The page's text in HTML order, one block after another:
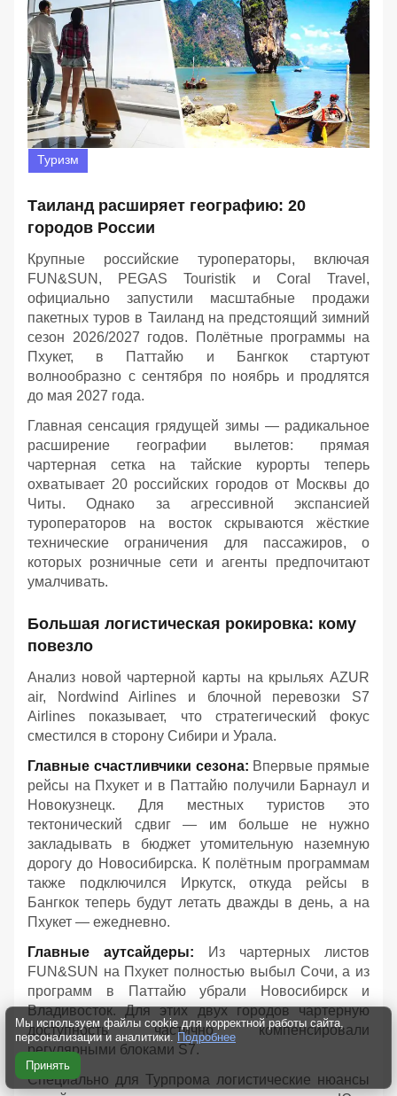
Туризм
Таиланд расширяет географию: 20
городов России
Крупные российские туроператоры, включая
FUN&SUN, PEGAS Touristik и Coral Travel,
официально запустили масштабные продажи
пакетных туров в Таиланд на предстоящий зимний
сезон 2026/2027 годов. Полётные программы на
Пхукет, в Паттайю и Бангкок стартуют
волнообразно с сентября по ноябрь и продлятся
до мая 2027 года.
Главная сенсация грядущей зимы — радикальное
расширение географии вылетов: прямая
чартерная сетка на тайские курорты теперь
охватывает 20 российских городов от Москвы до
Читы. Однако за агрессивной экспансией
туроператоров на восток скрываются жёсткие
технические ограничения для пассажиров, о
которых розничные сети и агенты предпочитают
умалчивать.
Большая логистическая рокировка: кому
повезло
Анализ новой чартерной карты на крыльях AZUR
air, Nordwind Airlines и блочной перевозки S7
Airlines показывает, что стратегический фокус
сместился в сторону Сибири и Урала.
Главные счастливчики сезона: Впервые прямые
рейсы на Пхукет и в Паттайю получили Барнаул и
Новокузнецк. Для местных туристов это
тектонический сдвиг — им больше не нужно
закладывать в бюджет утомительную наземную
дорогу до Новосибирска. К полётным программам
также подключился Иркутск, откуда рейсы в
Бангкок теперь будут летать дважды в день, а на
Пхукет — ежедневно.
Главные аутсайдеры: Из чартерных листов
FUN&SUN на Пхукет полностью выбыл Сочи, а из
программ в Паттайю убрали Новосибирск и
Владивосток. Для этих двух городов чартерную
доступность частично компенсировали
регулярными блоками S7.
Специально для Турпрома логистические нюансы
Мы используем файлы cookie для корректной работы сайта,
персонализации и аналитики. Подробнее
Принять